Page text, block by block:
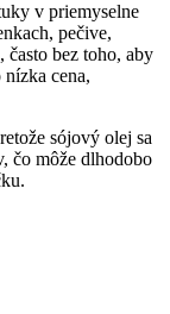
v priemyselne
pečive,
bez toho, aby
cena,
sójový olej sa
čo môže dlhodobo